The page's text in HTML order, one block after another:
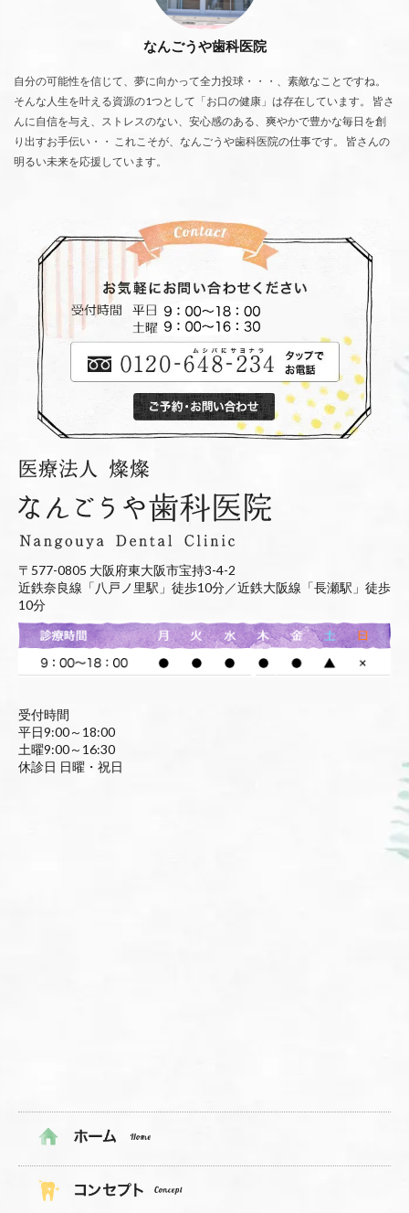
なんごうや歯科医院
自分の可能性を信じて、夢に向かって全力投球・・・、素敵なことですね。
そんな人生を叶える資源の1つとして「お口の健康」は存在しています。 皆さ
んに自信を与え、ストレスのない、安心感のある、爽やかで豊かな毎日を創
り出すお手伝い・・ これこそが、なんごうや歯科医院の仕事です。 皆さんの
明るい未来を応援しています。
〒577-0805 大阪府東大阪市宝持3-4-2
近鉄奈良線「八戸ノ里駅」徒歩10分／近鉄大阪線「長瀬駅」徒歩
10分
受付時間
平日9:00～18:00
土曜9:00～16:30
休診日 日曜・祝日